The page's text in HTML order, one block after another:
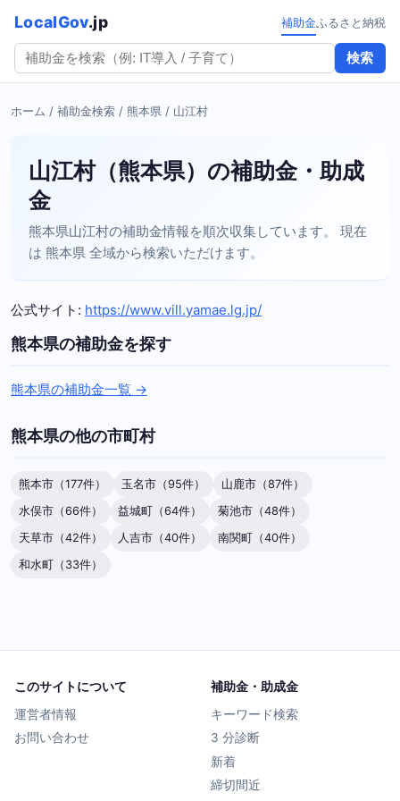
LocalGov.jp
検索
補助金ふるさと納税
ホーム / 補助金検索 / 熊本県 / 山江村
山江村（熊本県）の補助金・助成
金
熊本県山江村の補助金情報を順次収集しています。 現在
は 熊本県 全域から検索いただけます。
公式サイト: https://www.vill.yamae.lg.jp/
熊本県の補助金を探す
熊本県の補助金一覧 →
熊本県の他の市町村
熊本市（177件） 玉名市（95件）
山鹿市（87件）
水俣市（66件）
益城町（64件）
菊池市（48件）
天草市（42件）
人吉市（40件）
南関町（40件）
和水町（33件）
このサイトについて
運営者情報
お問い合わせ
補助金・助成金
キーワード検索
3 分診断
新着
締切間近